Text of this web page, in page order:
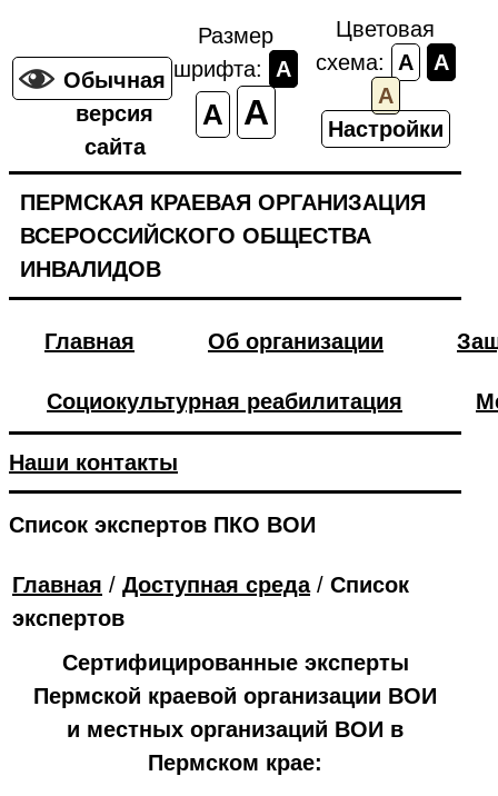
Обычная
версия
сайта
Размер
шрифта:
A
A A
Цветовая
схема:
A
A
A
Настройки
ПЕРМСКАЯ КРАЕВАЯ ОРГАНИЗАЦИЯ
ВСЕРОССИЙСКОГО ОБЩЕСТВА
ИНВАЛИДОВ
Главная Об организации
Социокультурная реабилитация
Наши контакты
Список экспертов ПКО ВОИ
Главная / Доступная среда/ Список
экспертов
Сертифицированные эксперты
Пермской краевой организации ВОИ
и местных организаций ВОИ в
Пермском крае: